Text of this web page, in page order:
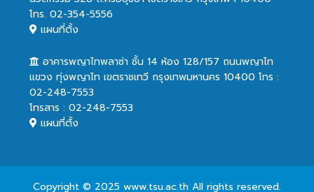
โทร. 02-354-5556
แผนที่ตั้ง
อาคารพญาไทพลาซ่า ชั้น 14 ห้อง 128/157 ถนนพญาไท
แขวง ทุ่งพญาไท เขตราชเทวี กรุงเทพมหานคร 10400 โทร :
02-248-7553
โทรสาร : 02-248-7553
แผนที่ตั้ง
Copyright © 2025 www.tsu.ac.th All rights reserved.